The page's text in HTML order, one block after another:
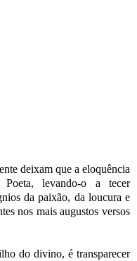
deixam que a eloquência
levando-o a tecer
da paixão, da loucura e
nos mais augustos versos
do divino, é transparecer